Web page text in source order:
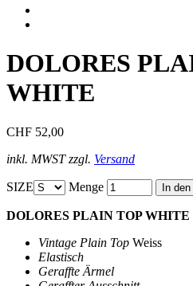
DOLORES
WHITE
CHF 52,00
inkl. MWST zzgl. Versand
SIZE Menge
DOLORES PLAIN TOP WHITE
Vintage Plain Top Weiss
Elastisch
Geraffte Ärmel